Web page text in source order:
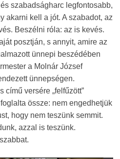
szabadságharc legfontosabb,
akarni kell a jót. A szabadot, az
Beszélni róla: az is kevés.
posztján, s annyit, amire az
ünnepi beszédében
a Molnár József
ünnepségen.
című versére „felfűzött”
össze: nem engedhetjük
hogy nem teszünk semmit.
azzal is teszünk.